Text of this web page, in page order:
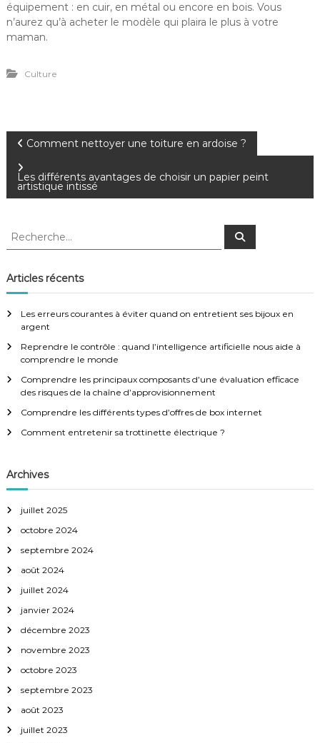
équipement : en cuir, en métal ou encore en bois. Vous
n’aurez qu’à acheter le modèle qui plaira le plus à votre
maman.
Culture
N
a
i
g
a
t
i
o
n
d
e
l
’
a
r
t
i
c
Comment nettoyer une toiture en ardoise ?
Les différents avantages de choisir un papier peint
artistique intissé
R
h
e
c
e
:
R
c
e
r
Articles récents
Les erreurs courantes à éviter quand on entretient ses bijoux en
argent
Reprendre le contrôle : quand l’intelligence artificielle nous aide à
comprendre le monde
Comprendre les principaux composants d’une évaluation efficace
des risques de la chaîne d’approvisionnement
Comprendre les différents types d’offres de box internet
Comment entretenir sa trottinette électrique ?
Archives
juillet 2025
octobre 2024
septembre 2024
août 2024
juillet 2024
janvier 2024
décembre 2023
novembre 2023
octobre 2023
septembre 2023
août 2023
juillet 2023